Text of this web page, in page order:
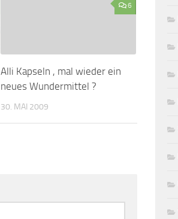
6
Alli Kapseln , mal wieder ein
neues Wundermittel ?
30. MAI 2009